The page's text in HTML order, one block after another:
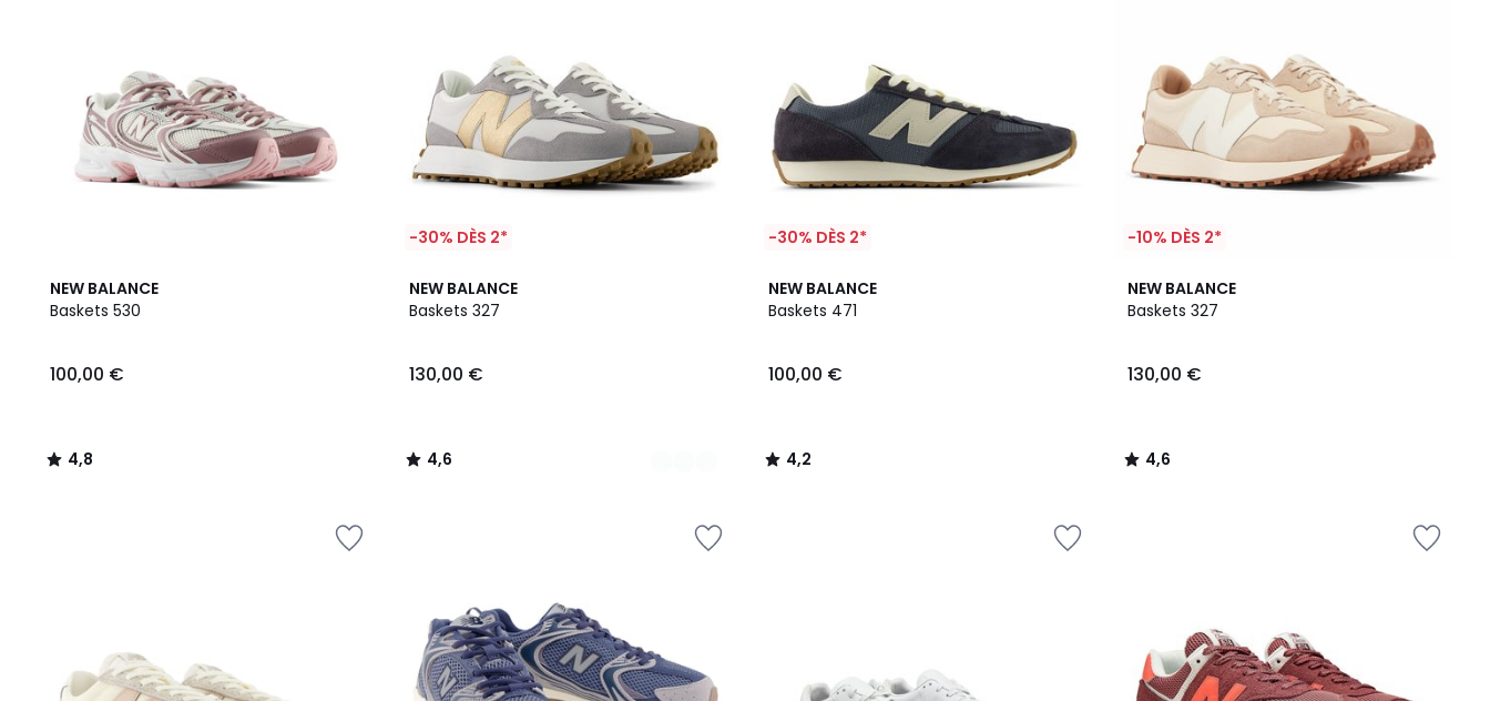
NEW BALANCE
Baskets 530
100,00 €
4,8
/ 5
4,8
/
-30% DÈS 2*
NEW BALANCE
Baskets 327
130,00 €
4,6
/ 5
2
Couleurs
4,6
/
-30% DÈS 2*
NEW BALANCE
Baskets 471
100,00 €
4,2
/ 5
4,2
/
-10% DÈS 2*
NEW BALANCE
Baskets 327
130,00 €
4,6
/ 5
4,6
/